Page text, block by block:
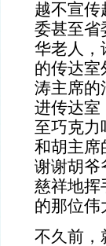
越不宣
委甚至省
华老人，
的传达室
涛主席的
进传达室
至巧克力
和胡主席
谢谢胡爷
慈祥地挥
的那位伟
不久前，